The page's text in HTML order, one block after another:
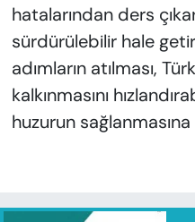
hatalarından ders
sürdürülebilir hale
adımların atılması,
kalkınmasını
huzurun sağlanmasına